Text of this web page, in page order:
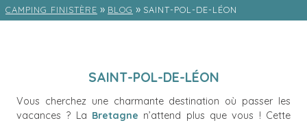
CAMPING FINISTÈRE » BLOG » SAINT-POL-DE-LÉON
SAINT-POL-DE-LÉON
Vous cherchez une charmante destination où passer les
vacances ? La Bretagne n’attend plus que vous ! Cette